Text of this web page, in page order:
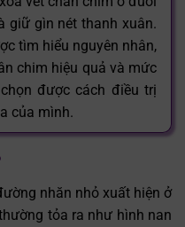
giữ gìn nét thanh xuân.
tìm hiểu nguyên nhân,
chim hiệu quả và mức
được cách điều trị
của mình.
nhăn nhỏ xuất hiện ở
tỏa ra như hình nan